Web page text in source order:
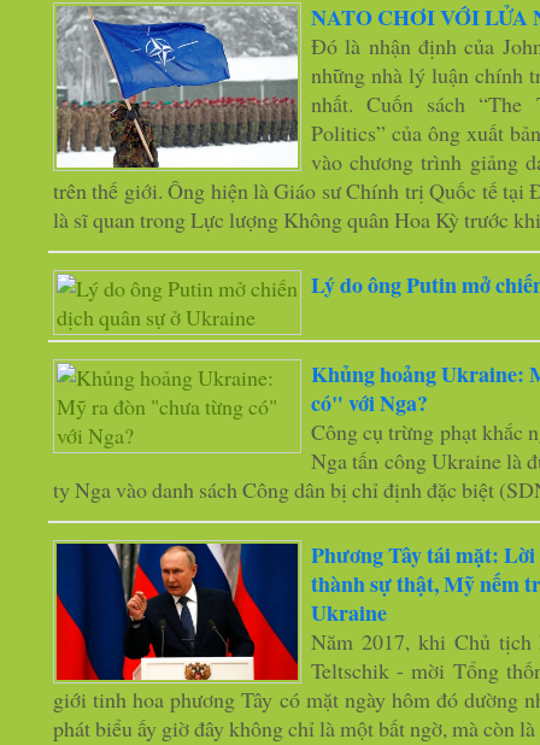
NATO CHƠI VỚI LỬA
Đó là nhận định của
những nhà lý luận chính
nhất. Cuốn sách “The
Politics” của ông xuất
vào chương trình giảng
trên thế giới. Ông hiện là Giáo sư Chính trị Quốc tế tại
là sĩ quan trong Lực lượng Không quân Hoa Kỳ trước
Lý do ông Putin mở
Khủng hoảng Ukraine:
có" với Nga?
Công cụ trừng phạt khắc
Nga tấn công Ukraine là
ty Nga vào danh sách Công dân bị chỉ định đặc biệt
Phương Tây tái mặt:
thành sự thật, Mỹ nếm
Ukraine
Năm 2017, khi Chủ
Teltschik - mời Tổng
giới tinh hoa phương Tây có mặt ngày hôm đó dường
phát biểu ấy giờ đây không chỉ là một bất ngờ, mà còn